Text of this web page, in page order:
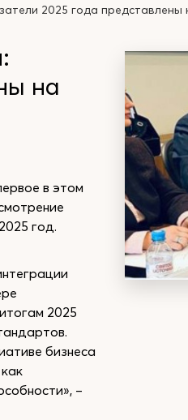
2025 года
на
в этом
год.
2025
бизнеса
–